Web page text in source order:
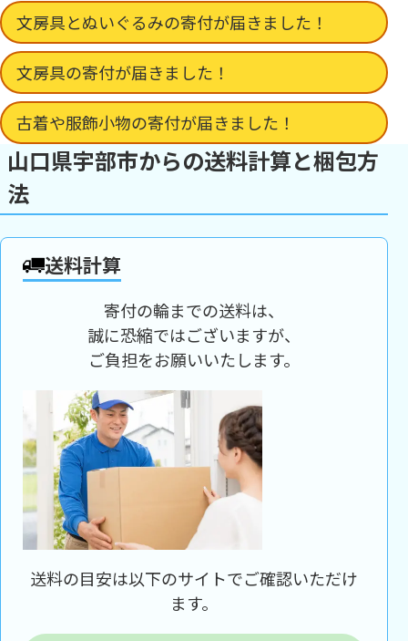
文房具とぬいぐるみの寄付が届きました！
文房具の寄付が届きました！
古着や服飾小物の寄付が届きました！
山口県宇部市からの送料計算と梱包方
法
送料計算
寄付の輪までの送料は、
誠に恐縮ではございますが、
ご負担をお願いいたします。
送料の目安は以下のサイトでご確認いただけ
ます。